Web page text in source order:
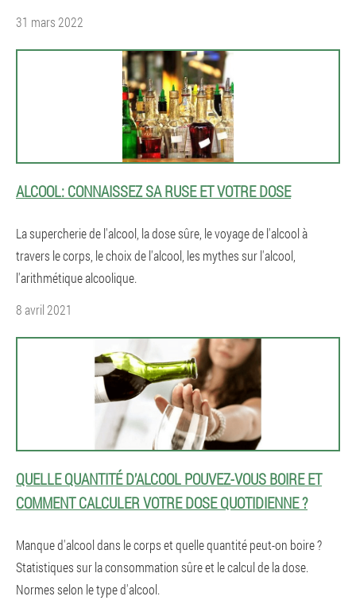
31 mars 2022
ALCOOL: CONNAISSEZ SA RUSE ET VOTRE DOSE
La supercherie de l'alcool, la dose sûre, le voyage de l'alcool à
travers le corps, le choix de l'alcool, les mythes sur l'alcool,
l'arithmétique alcoolique.
8 avril 2021
QUELLE QUANTITÉ D’ALCOOL POUVEZ-VOUS BOIRE ET
COMMENT CALCULER VOTRE DOSE QUOTIDIENNE ?
Manque d'alcool dans le corps et quelle quantité peut-on boire ?
Statistiques sur la consommation sûre et le calcul de la dose.
Normes selon le type d'alcool.